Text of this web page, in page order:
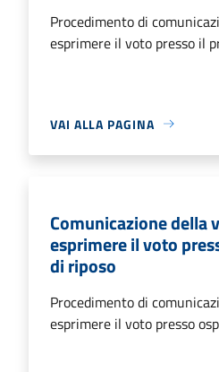
Procedimento di
esprimere il voto presso il
VAI ALLA PAGINA
Comunicazione della
esprimere il voto
di riposo
Procedimento di
esprimere il voto presso